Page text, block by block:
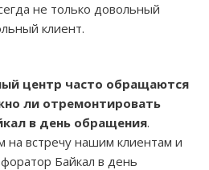
не только довольный
клиент.
центр часто обращаются
ли отремонтировать
в день обращения.
на встречу нашим клиентам и
Байкал в день